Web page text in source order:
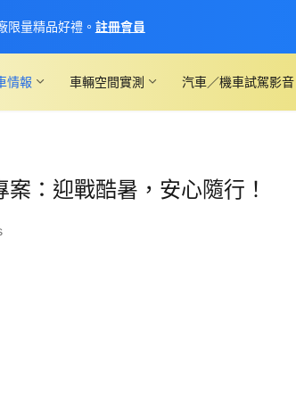
情報 車輛空間實測 汽車／機車試駕影音
：迎戰酷暑，安心隨行！
限量精品好禮。 註冊會員